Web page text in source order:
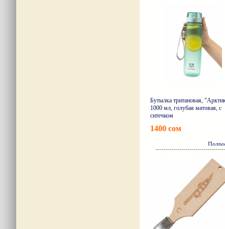
Бутылка тритановая,
1000 мл, голубая матовая, с
ситечком
1400 сом